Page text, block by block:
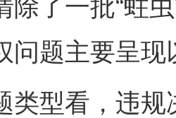
除了一批“蛀
问题主要呈现
型看，违规